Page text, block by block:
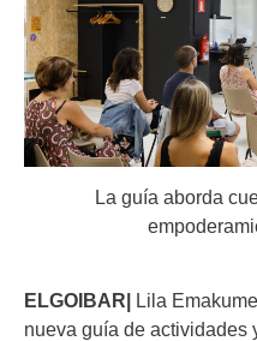
La guía aborda
ELGOIBAR| Lila
nueva guía de actividades